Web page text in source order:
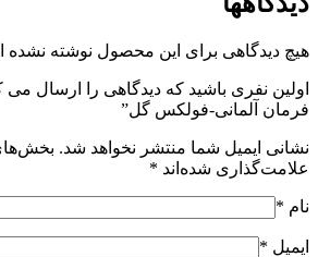
هیچ دیدگاهی برای این محصول نوشته
اولین نفری باشید که دیدگاهی را ارسال
فرمان آلمانی-فولکس گل”
نشانی ایمیل شما منتشر نخواهد شد.
علامت‌گذاری شده‌اند *
نام *
ایمیل *